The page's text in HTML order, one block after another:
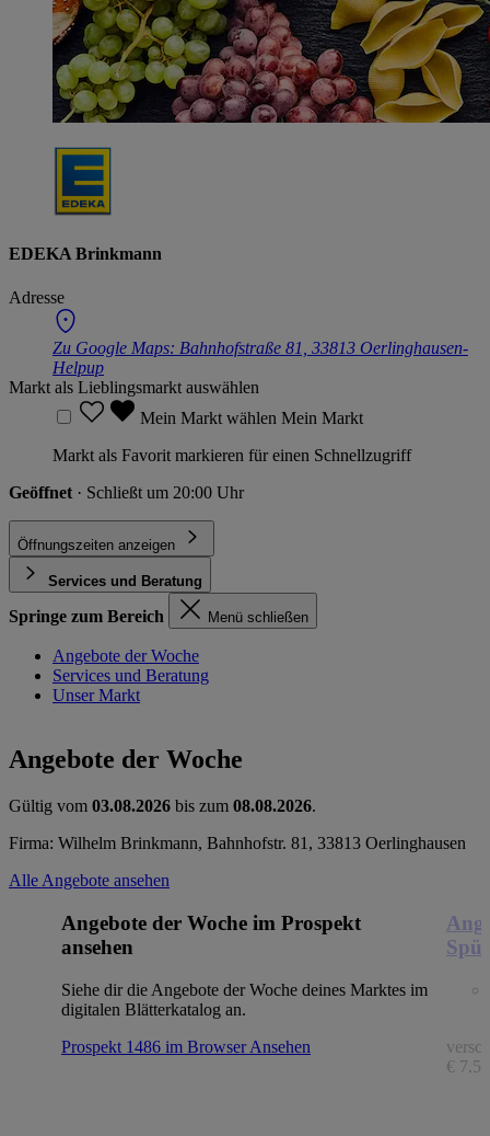
EDEKA Brinkmann
Adresse
Zu Google Maps: Bahnhofstraße 81, 33813 Oerlinghausen-
Helpup
Markt als Lieblingsmarkt auswählen
Mein Markt wählen Mein Markt
Markt als Favorit markieren für einen Schnellzugriff
Geöffnet · Schließt um 20:00 Uhr
Öffnungszeiten anzeigen
Services und Beratung
Springe zum Bereich Menü schließen
Angebote der Woche
Services und Beratung
Unser Markt
Angebote der Woche
Gültig vom 03.08.2026 bis zum 08.08.2026.
Firma: Wilhelm Brinkmann, Bahnhofstr. 81, 33813 Oerlinghausen
Alle Angebote ansehen
Angebote der Woche im Prospekt
ansehen
Siehe dir die Angebote der Woche deines Marktes im
digitalen Blätterkatalog an.
Prospekt 1486 im BrowserAnsehen
€